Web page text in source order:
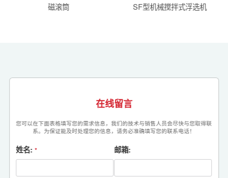
磁滚筒 SF型机械搅拌式浮选机
在线留言
您可以在下面表格填写您的需求信息，我们的技术与销售人员会尽快与您取得联
系。为保证能及时处理您的信息，请务必准确填写您的联系电话！
姓名: * 邮箱: